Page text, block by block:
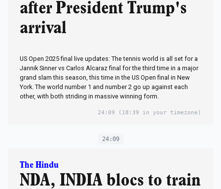
after President Trump's
arrival
US Open 2025 final live updates: The tennis world is all set for a
Jannik Sinner vs Carlos Alcaraz final for the third time in a major
grand slam this season, this time in the US Open final in New
York. The world number 1 and number 2 go up against each
other, with both striding in massive winning form.
24:09 (18:39 in your timezone)
24:09
The Hindu
NDA, INDIA blocs to train